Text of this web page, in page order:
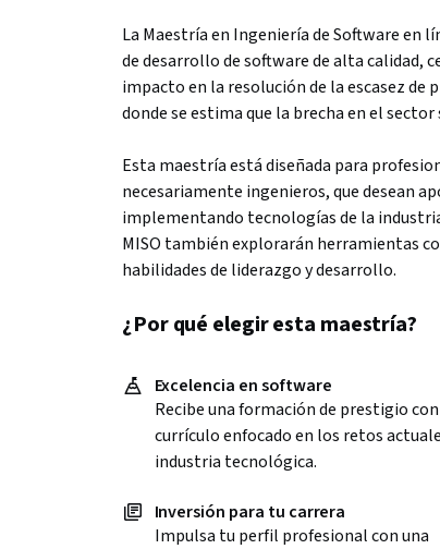
La Maestría en Ingeniería de Software en
de desarrollo de software de alta calidad,
impacto en la resolución de la escasez
donde se estima que la brecha en el
Esta maestría está diseñada para
necesariamente ingenieros, que desean
implementando tecnologías de la
MISO también explorarán herramientas
habilidades de liderazgo y desarrollo.
¿Por qué elegir esta maestría?
Excelencia en software
Recibe una formación de prestigio
currículo enfocado en los retos
industria tecnológica.
Inversión para tu carrera
Impulsa tu perfil profesional con una